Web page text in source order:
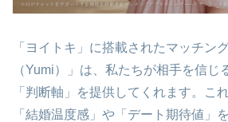
「ヨイトキ」に搭載されたマッチン
（Yumi）」は、私たちが相手を信じ
「判断軸」を提供してくれます。こ
「結婚温度感」や「デート期待値」